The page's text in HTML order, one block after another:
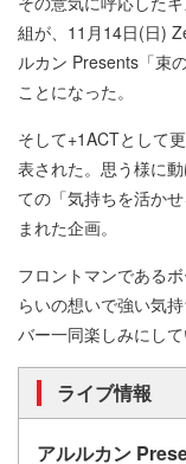
組が、11月14日(日)
ルカン Presents「束
ことになった。
そして+1ACTとして
表された。思う様に
ての「気持ちを活か
まれた企画。
フロントマンである
らいの想いで強い気
バー一同楽しみにし
ライブ情報
アルルカン